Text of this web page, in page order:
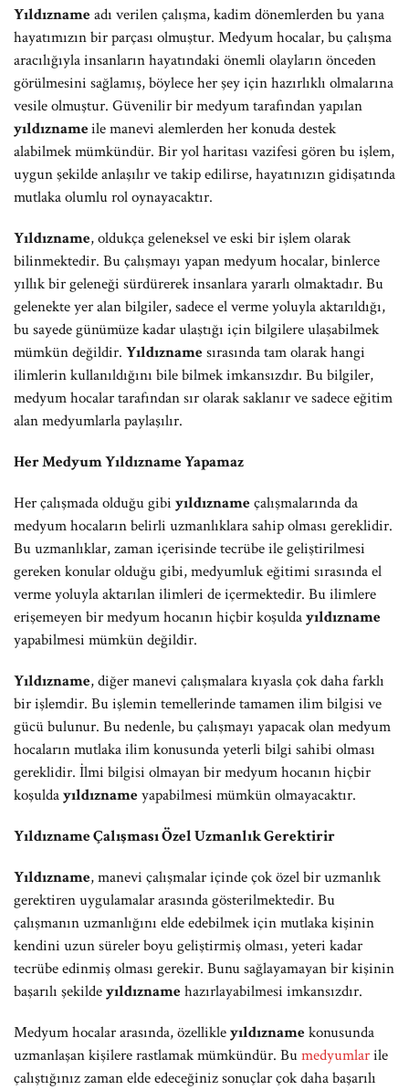
Yıldıznameadı verilen çalışma, kadim dönemlerden bu yana
hayatımızın bir parçası olmuştur. Medyum hocalar, bu çalışma
aracılığıyla insanların hayatındaki önemli olayların önceden
görülmesini sağlamış, böylece her şey için hazırlıklı olmalarına
vesile olmuştur. Güvenilir bir medyum tarafından yapılan
yıldıznameile manevi alemlerden her konuda destek
alabilmek mümkündür. Bir yol haritası vazifesi gören bu işlem,
uygun şekilde anlaşılır ve takip edilirse, hayatınızın gidişatında
mutlaka olumlu rol oynayacaktır.
Yıldızname, oldukça geleneksel ve eski bir işlem olarak
bilinmektedir. Bu çalışmayı yapan medyum hocalar, binlerce
yıllık bir geleneği sürdürerek insanlara yararlı olmaktadır. Bu
gelenekte yer alan bilgiler, sadece el verme yoluyla aktarıldığı,
bu sayede günümüze kadar ulaştığı için bilgilere ulaşabilmek
mümkün değildir. Yıldıznamesırasında tam olarak hangi
ilimlerin kullanıldığını bile bilmek imkansızdır. Bu bilgiler,
medyum hocalar tarafından sır olarak saklanır ve sadece eğitim
alan medyumlarla paylaşılır.
Her Medyum Yıldızname Yapamaz
Her çalışmada olduğu gibi yıldıznameçalışmalarında da
medyum hocaların belirli uzmanlıklara sahip olması gereklidir.
Bu uzmanlıklar, zaman içerisinde tecrübe ile geliştirilmesi
gereken konular olduğu gibi, medyumluk eğitimi sırasında el
verme yoluyla aktarılan ilimleri de içermektedir. Bu ilimlere
erişemeyen bir medyum hocanın hiçbir koşuldayıldızname
yapabilmesi mümkün değildir.
Yıldızname, diğer manevi çalışmalara kıyasla çok daha farklı
bir işlemdir. Bu işlemin temellerinde tamamen ilim bilgisi ve
gücü bulunur. Bu nedenle, bu çalışmayı yapacak olan medyum
hocaların mutlaka ilim konusunda yeterli bilgi sahibi olması
gereklidir. İlmi bilgisi olmayan bir medyum hocanın hiçbir
koşuldayıldıznameyapabilmesi mümkün olmayacaktır.
Yıldızname Çalışması Özel Uzmanlık Gerektirir
Yıldızname, manevi çalışmalar içinde çok özel bir uzmanlık
gerektiren uygulamalar arasında gösterilmektedir. Bu
çalışmanın uzmanlığını elde edebilmek için mutlaka kişinin
kendini uzun süreler boyu geliştirmiş olması, yeteri kadar
tecrübe edinmiş olması gerekir. Bunu sağlayamayan bir kişinin
başarılı şekildeyıldıznamehazırlayabilmesi imkansızdır.
Medyum hocalar arasında, özellikleyıldıznamekonusunda
uzmanlaşan kişilere rastlamak mümkündür. Bumedyumlarile
çalıştığınız zaman elde edeceğiniz sonuçlar çok daha başarılı